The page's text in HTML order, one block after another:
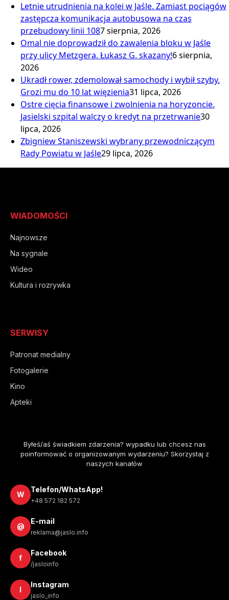
Letnie utrudnienia na kolei w Jaśle. Zamiast pociągów
zastępcza komunikacja autobusowa na czas
przebudowy linii 1087 sierpnia, 2026
Omal nie doprowadził do zawalenia bloku w Jaśle
przy ulicy Metzgera. Łukasz G. skazany!6 sierpnia,
2026
Ukradł rower, zdemolował samochody i wybił szyby.
Grozi mu do 10 lat więzienia31 lipca, 2026
Ostre cięcia finansowe i zwolnienia na horyzoncie.
Jasielski szpital walczy o kredyt na przetrwanie30
lipca, 2026
Zbigniew Staniszewski wybrany przewodniczącym
Rady Powiatu w Jaśle29 lipca, 2026
WIADOMOŚCI
Najnowsze
Na sygnale
Wideo
Kultura i rozrywka
SERWISY
Patronat medialny
Fotogalerie
Kino
Apteki
Byłeś/aś świadkiem zdarzenia? wypadku lub chcesz nas
poinformować o organizowanym wydarzeniu? Skorzystaj z
naszych kanałów
W
Telefon/WhatsApp!
+48 572 182 572
@
E-mail
reklama@jaslo.info
f
Facebook
/jasloinfo
I
Instagram
jaslo_info